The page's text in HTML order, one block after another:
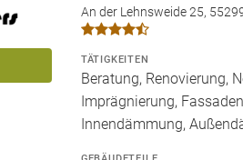
An der Lehnsweide 25,
TÄTIGKEITEN
Beratung, Renovierung,
Imprägnierung,
Innendämmung,